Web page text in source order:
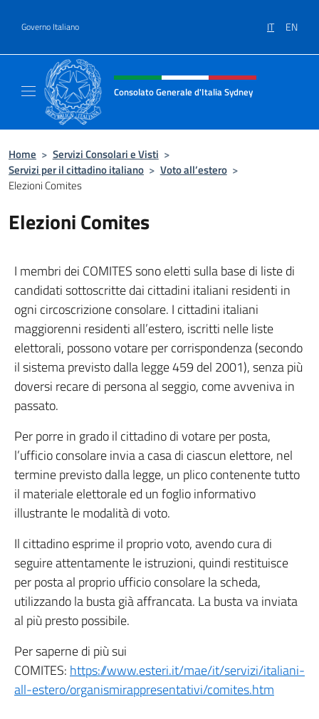
Governo Italiano IT EN
Intestazione sito, social e menù
Consolato Generale d'Italia Sydney
Home > Servizi Consolari e Visti >
Servizi per il cittadino italiano > Voto all’estero >
Elezioni Comites
Elezioni Comites
I membri dei COMITES sono eletti sulla base di liste di
candidati sottoscritte dai cittadini italiani residenti in
ogni circoscrizione consolare. I cittadini italiani
maggiorenni residenti all’estero, iscritti nelle liste
elettorali, possono votare per corrispondenza (secondo
il sistema previsto dalla legge 459 del 2001), senza più
doversi recare di persona al seggio, come avveniva in
passato.
Per porre in grado il cittadino di votare per posta,
l’ufficio consolare invia a casa di ciascun elettore, nel
termine previsto dalla legge, un plico contenente tutto
il materiale elettorale ed un foglio informativo
illustrante le modalità di voto.
Il cittadino esprime il proprio voto, avendo cura di
seguire attentamente le istruzioni, quindi restituisce
per posta al proprio ufficio consolare la scheda,
utilizzando la busta già affrancata. La busta va inviata
al più presto possibile.
Per saperne di più sui
COMITES: https://www.esteri.it/mae/it/servizi/italiani-
all-estero/organismirappresentativi/comites.htm